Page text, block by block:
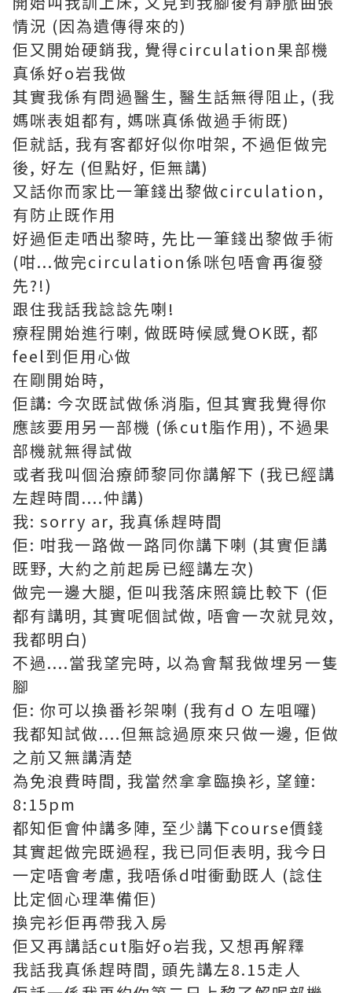
情況 (因為遺傳得來的)
佢又開始硬銷我, 覺得circulation果部機
真係好o岩我做
其實我係有問過醫生, 醫生話無得阻止, (我
媽咪表姐都有, 媽咪真係做過手術既)
佢就話, 我有客都好似你咁架, 不過佢做完
後, 好左 (但點好, 佢無講)
又話你而家比一筆錢出黎做circulation,
有防止既作用
好過佢走哂出黎時, 先比一筆錢出黎做手術
(咁...做完circulation係咪包唔會再復發
先?!)
跟住我話我諗諗先喇!
療程開始進行喇, 做既時候感覺OK既, 都
feel到佢用心做
在剛開始時,
佢講: 今次既試做係消脂, 但其實我覺得你
應該要用另一部機 (係cut脂作用), 不過果
部機就無得試做
或者我叫個治療師黎同你講解下 (我已經講
左趕時間....仲講)
我: sorry ar, 我真係趕時間
佢: 咁我一路做一路同你講下喇 (其實佢講
既野, 大約之前起房已經講左次)
做完一邊大腿, 佢叫我落床照鏡比較下 (佢
都有講明, 其實呢個試做, 唔會一次就見效,
我都明白)
不過....當我望完時, 以為會幫我做埋另一隻
腳
佢: 你可以換番衫架喇 (我有d O 左咀囉)
我都知試做....但無諗過原來只做一邊, 佢做
之前又無講清楚
為免浪費時間, 我當然拿拿臨換衫, 望鐘:
8:15pm
都知佢會仲講多陣, 至少講下course價錢
其實起做完既過程, 我已同佢表明, 我今日
一定唔會考慮, 我唔係d咁衝動既人 (諗住
比定個心理準備佢)
換完衫佢再帶我入房
佢又再講話cut脂好o岩我, 又想再解釋
我話我真係趕時間, 頭先講左8.15走人